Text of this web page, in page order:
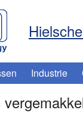
Industrie